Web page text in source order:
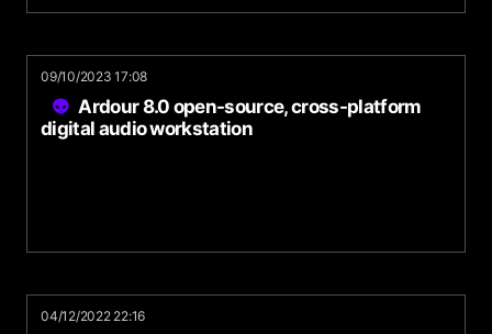
09/10/2023 17:08
Ardour 8.0 open-source, cross-platform
digital audio workstation
04/12/2022 22:16